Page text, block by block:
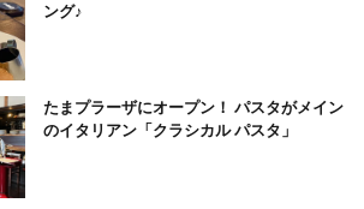
ング♪
たまプラーザにオープン！ パスタがメイン
のイタリアン「クラシカル パスタ」